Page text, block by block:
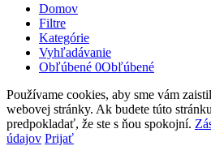
Domov
Filtre
Kategórie
Vyhľadávanie
Obľúbené 0Obľúbené
Používame cookies, aby sme vám
webovej stránky. Ak budete túto
predpokladať, že ste s ňou spokojní.
údajov Prijať